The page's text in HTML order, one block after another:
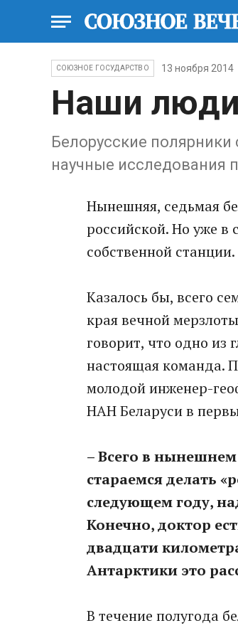
СОЮЗНОЕ ГОСУДАРСТВО 13 ноября 2014
Наши люди
Белорусские полярники
научные исследования
Нынешняя, седьмая
российской. Но уже в
собственной станции.
Казалось бы, всего
края вечной
говорит, что одно из
настоящая команда.
молодой инженер-
НАН Беларуси в
– Всего в
стараемся делать
следующем году,
Конечно, доктор
двадцати
Антарктики это
В течение полугода